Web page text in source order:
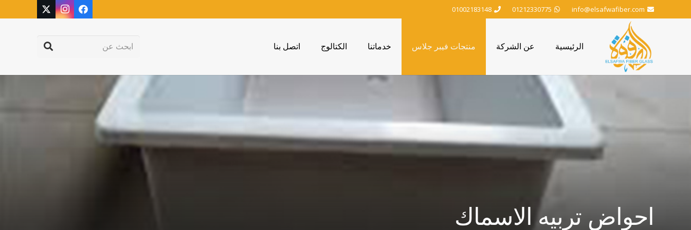
info@elsafwafiber.com
01212330775
01002183148
الرئيسية عن الشركة منتجات فيبر جلاس خدماتنا الكتالوج اتصل بنا
احواض تربيه الاسماك